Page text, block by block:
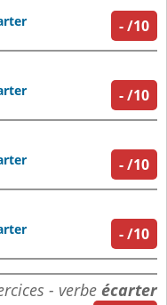
-/10
-/10
-/10
-/10
- verbe écarter